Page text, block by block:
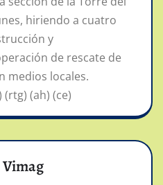
hiriendo a cuatro
y
de rescate de
medios locales.
(ah) (ce)
Vimag